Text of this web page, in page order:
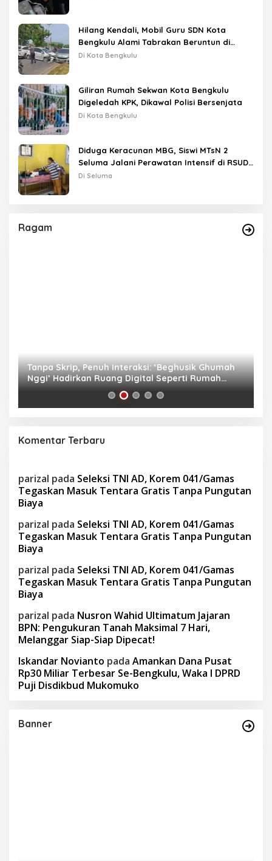
Hilang Kendali, Mobil Guru SDN Kota
Bengkulu Alami Tabrakan Beruntun di
Lampu Merah
Di Kota Bengkulu
Giliran Rumah Sekwan Kota Bengkulu
Digeledah KPK, Dikawal Polisi Bersenjata
Di Kota Bengkulu
Diduga Keracunan MBG, Siswi MTsN 2
Seluma Jalani Perawatan Intensif di RSUD
Tais
Di Seluma
Ragam
Tanpa Skrip, Penuh Interaksi: ‘Beghusik Ghumah
Nggi’ Hadirkan Ruang Digital Seperti Rumah
Sendiri
Komentar Terbaru
parizal pada Seleksi TNI AD, Korem 041/Gamas
Tegaskan Masuk Tentara Gratis Tanpa Pungutan
Biaya
parizal pada Seleksi TNI AD, Korem 041/Gamas
Tegaskan Masuk Tentara Gratis Tanpa Pungutan
Biaya
parizal pada Seleksi TNI AD, Korem 041/Gamas
Tegaskan Masuk Tentara Gratis Tanpa Pungutan
Biaya
parizal pada Nusron Wahid Ultimatum Jajaran
BPN: Pengukuran Tanah Maksimal 7 Hari,
Melanggar Siap-Siap Dipecat!
Iskandar Novianto pada Amankan Dana Pusat
Rp30 Miliar Terbesar Se-Bengkulu, Waka I DPRD
Puji Disdikbud Mukomuko
Banner